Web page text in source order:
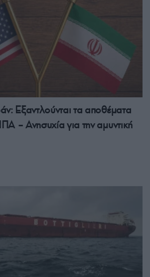
Εξαντλούνται τα αποθέματα
– Ανησυχία για την αμυντική